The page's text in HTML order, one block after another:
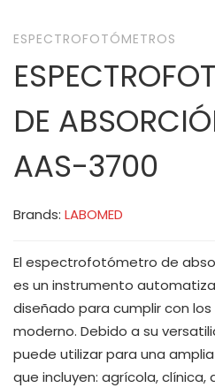
ESPECTROFOTÓMETROS
DE
AAS-3700
Brands: LABOMED
El espectrofotómetro de
es un instrumento
diseñado para cumplir con
moderno. Debido a su
puede utilizar para una
que incluyen: agrícola,